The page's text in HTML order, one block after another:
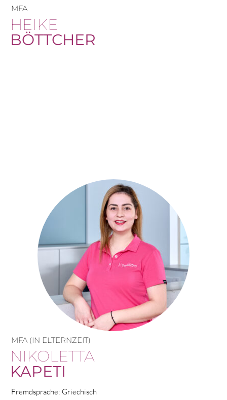
MFA
HEIKE
BÖTTCHER
MFA (IN ELTERNZEIT)
NIKOLETTA
KAPETI
Fremdsprache: Griechisch